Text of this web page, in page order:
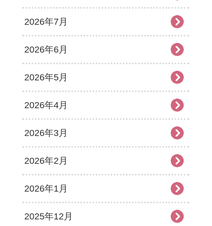
2026年7月
2026年6月
2026年5月
2026年4月
2026年3月
2026年2月
2026年1月
2025年12月